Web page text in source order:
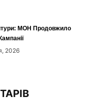
МОН Продовжило
2026